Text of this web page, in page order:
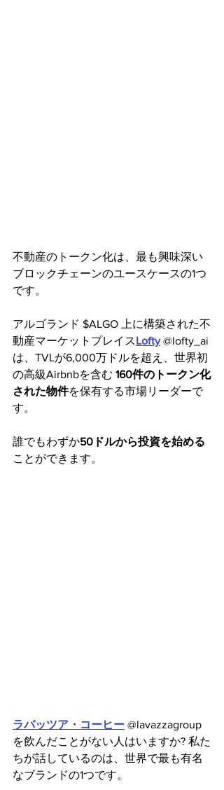
不動産のトークン化は、最も興味深い
ブロックチェーンのユースケースの1つ
です。
アルゴランド $ALGO 上に構築された不
動産マーケットプレイスLofty @lofty_ai
は、TVLが6,000万ドルを超え、世界初
の高級Airbnbを含む 160件のトークン化
された物件を保有する市場リーダーで
す。
誰でもわずか50ドルから投資を始める
ことができます。
ラバッツア・コーヒー @lavazzagroup
を飲んだことがない人はいますか? 私た
ちが話しているのは、世界で最も有名
なブランドの1つです。